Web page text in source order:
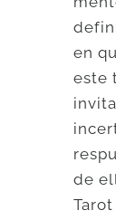
en
este
de